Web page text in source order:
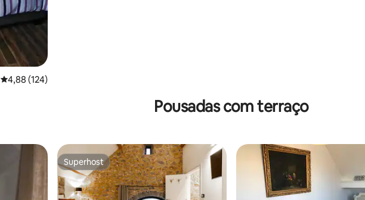
4,88 de uma avaliação média de 5, 124 avaliações
4,88 (124)
Pousadas com terraço
Superhost
Superhost